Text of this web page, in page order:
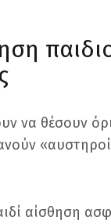
να θέσουν
αίσθηση